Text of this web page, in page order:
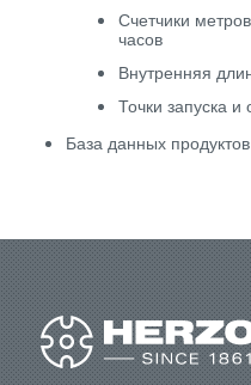
Счетчики
часов
Внутренняя
Точки запуска и
База данных продуктов